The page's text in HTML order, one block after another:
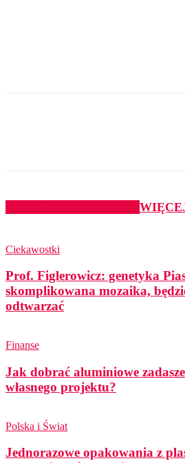
Ciekawostki
Prof. Figlerowicz: genetyka
skomplikowana mozaika,
odtwarzać
Finanse
Jak dobrać aluminiowe
własnego projektu?
Polska i Świat
Jednorazowe opakowania z